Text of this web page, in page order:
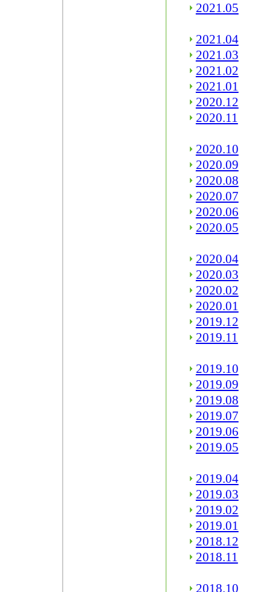
2021.05
2021.04
2021.03
2021.02
2021.01
2020.12
2020.11
2020.10
2020.09
2020.08
2020.07
2020.06
2020.05
2020.04
2020.03
2020.02
2020.01
2019.12
2019.11
2019.10
2019.09
2019.08
2019.07
2019.06
2019.05
2019.04
2019.03
2019.02
2019.01
2018.12
2018.11
2018.10